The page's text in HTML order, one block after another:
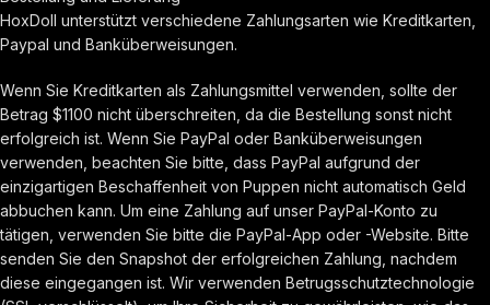
HoxDoll unterstützt verschiedene Zahlungsarten wie Kreditkarten,
Paypal und Banküberweisungen.
Wenn Sie Kreditkarten als Zahlungsmittel verwenden, sollte der
Betrag $1100 nicht überschreiten, da die Bestellung sonst nicht
erfolgreich ist. Wenn Sie PayPal oder Banküberweisungen
verwenden, beachten Sie bitte, dass PayPal aufgrund der
einzigartigen Beschaffenheit von Puppen nicht automatisch Geld
abbuchen kann. Um eine Zahlung auf unser PayPal-Konto zu
tätigen, verwenden Sie bitte die PayPal-App oder -Website. Bitte
senden Sie den Snapshot der erfolgreichen Zahlung, nachdem
diese eingegangen ist. Wir verwenden Betrugsschutztechnologie